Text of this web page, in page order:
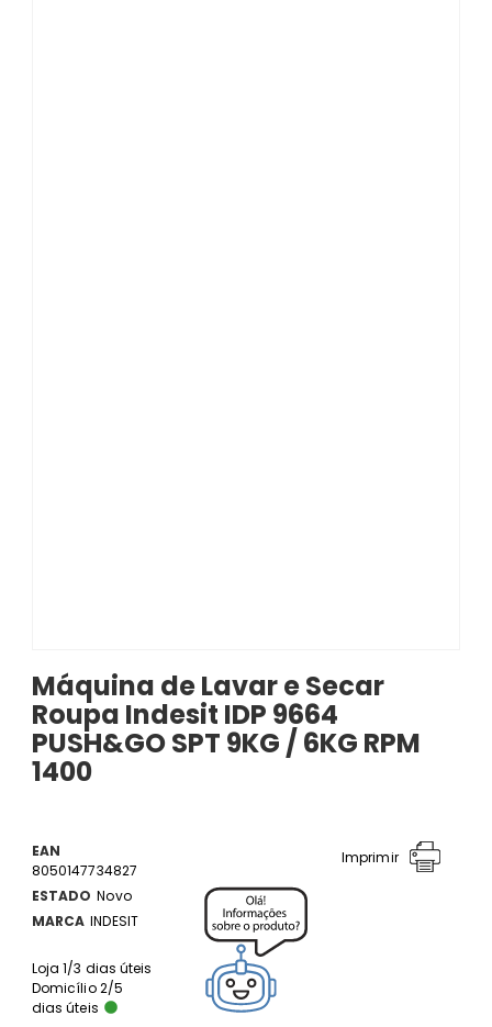
Máquina de Lavar e Secar
Roupa Indesit IDP 9664
PUSH&GO SPT 9KG / 6KG RPM
1400
EAN
8050147734827
ESTADO Novo
MARCA INDESIT
Loja 1/3 dias úteis
Domicílio 2/5
dias úteis
Imprimir